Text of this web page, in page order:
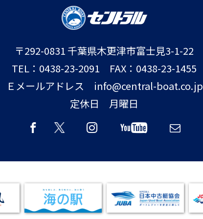
〒292-0831 千葉県木更津市富士見3-1-22
TEL：0438-23-2091 FAX：0438-23-1455
Ｅメールアドレス info@central-boat.co.jp
定休日 月曜日